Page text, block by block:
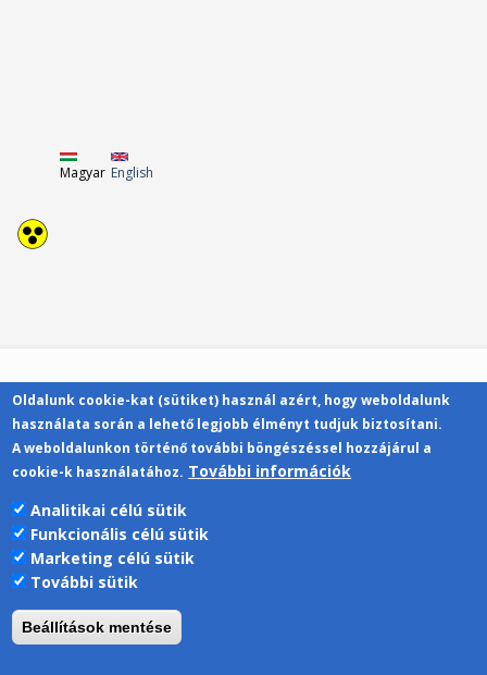
Magyar English
Kapcsolat
Pécsi Tudományegyetem | Kancellária |
Informatikai Igazgatóság 2019.
Oldalunk cookie-kat (sütiket) használ azért, hogy weboldalunk
használata során a lehető legjobb élményt tudjuk biztosítani.
A weboldalunkon történő további böngészéssel hozzájárul a
cookie-k használatához. További információk
Analitikai célú sütik
Funkcionális célú sütik
Marketing célú sütik
További sütik
Beállítások mentése